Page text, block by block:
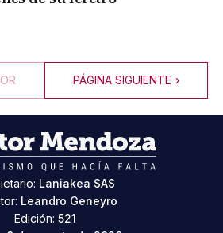
PÁGINA SIGUIENTE ›
Laniakea SAS
Leandro Geneyro
Edición: 521